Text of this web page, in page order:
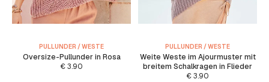
PULLUNDER / WESTE
Oversize-Pullunder in Rosa
€3.90
PULLUNDER / WESTE
Weite Weste im Ajourmuster mit
breitem Schalkragen in Flieder
€3.90